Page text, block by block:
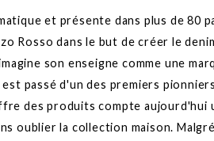
et présente dans plus de 80
Rosso dans le but de créer le
son enseigne comme une
passé d'un des premiers
des produits compte
oublier la collection maison.